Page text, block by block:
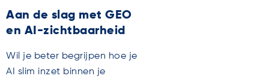
Aan de slag met GEO
en AI-zichtbaarheid
Wil je beter begrijpen hoe je
AI slim inzet binnen je